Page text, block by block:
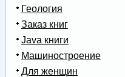
Геология
Заказ книг
Java книги
Машиностроение
Для женщин